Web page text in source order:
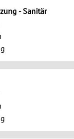
- Sanitär